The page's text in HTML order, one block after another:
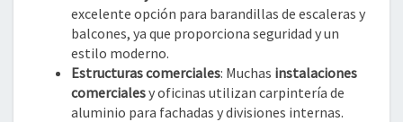
excelente opción para barandillas de escaleras y
balcones, ya que proporciona seguridad y un
estilo moderno.
Estructuras comerciales: Muchas instalaciones
comercialesy oficinas utilizan carpintería de
aluminio para fachadas y divisiones internas.